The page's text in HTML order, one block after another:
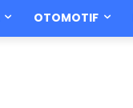
OTOMOTIF